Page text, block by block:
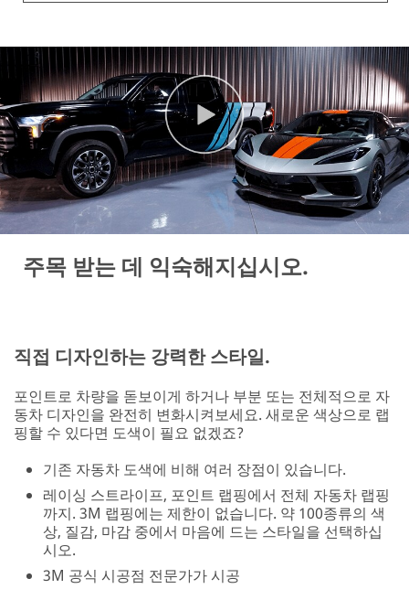
주목 받는 데 익숙해지십시오.
직접 디자인하는 강력한 스타일.
포인트로 차량을 돋보이게 하거나 부분 또는 전체적으로 자
동차 디자인을 완전히 변화시켜보세요. 새로운 색상으로 랩
핑할 수 있다면 도색이 필요 없겠죠?​
기존 자동차 도색에 비해 여러 장점이 있습니다.
레이싱 스트라이프, 포인트 랩핑에서 전체 자동차 랩핑
까지. 3M 랩핑에는 제한이 없습니다. 약 100종류의 색
상, 질감, 마감 중에서 마음에 드는 스타일을 선택하십
시오.
3M 공식 시공점 전문가가 시공